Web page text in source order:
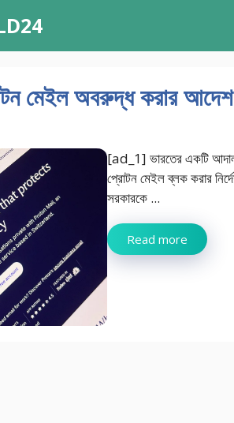
মেইল ​​অবরুদ্ধ করার
[ad_1] ভারতের একটি
প্রোটন মেইল ​​ব্লক করার
সরকারকে ...
Read more